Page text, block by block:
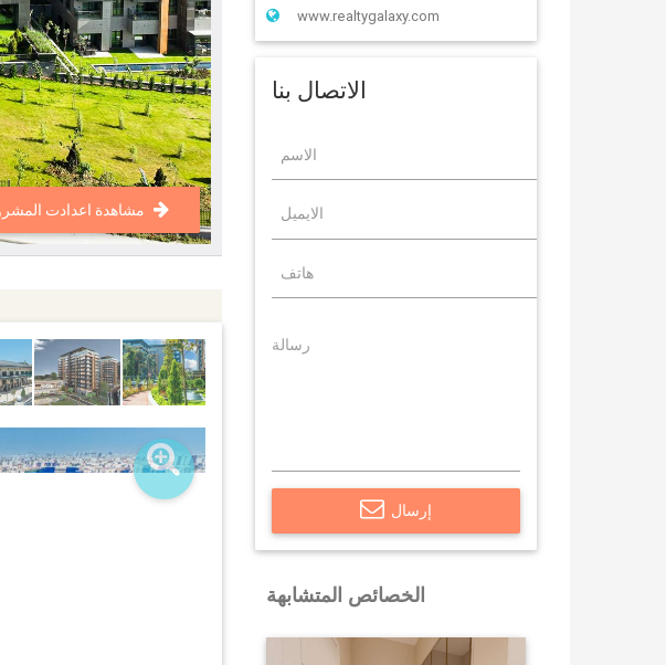
مشاهدة اعدادت
www.realtygalaxy.com
الاتصال بنا
إرسال
الخصائص المتشابهة